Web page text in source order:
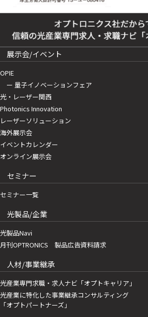
展示会/イベント
OPIE
ー 量子イノベーションフェア
光・レーザー関西
Photonics Innovation
レーザーソリューション
海外展示会
イベントカレンダー
オンライン展示会
セミナー
セミナー一覧
光製品/企業
光製品Navi
月刊OPTRONICS 製品広告資料請求
人材/事業継承
光産業専門求職・求人ナビ「オプトキャリア」
光産業に特化した事業継承コンサルティング
「オプトパートナーズ」